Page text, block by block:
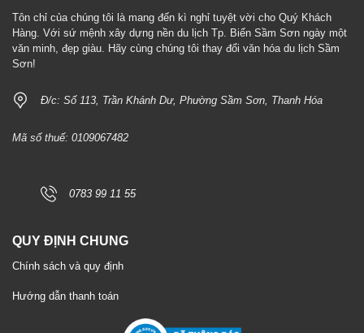
Tôn chỉ của chúng tôi là mang đến kì nghỉ tuyệt vời cho Quý Khách
Hàng. Với sứ mệnh xây dựng nền du lịch Tp. Biển Sầm Sơn ngày một
văn minh, đẹp giàu. Hãy cùng chúng tôi thay đổi văn hóa du lịch Sầm
Sơn!
Đ/c: Số 113, Trần Khánh Dư, Phường Sầm Sơn, Thanh Hóa
Mã số thuế: 0109067482
0783 99 11 55
QUY ĐỊNH CHUNG
Chính sách và quy định
Hướng dẫn thanh toán